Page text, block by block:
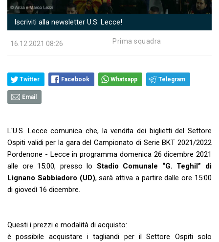
Iscriviti alla newsletter U.S. Lecce!
16.12.2021 08:26 Prima squadra
Twitter Facebook Whatsapp Telegram
Email
L'U.S. Lecce comunica che, la vendita dei biglietti del Settore
Ospiti validi per la gara del Campionato di Serie BKT 2021/2022
Pordenone - Lecce in programma domenica 26 dicembre 2021
alle ore 15:00, presso lo Stadio Comunale “G. Teghil” di
Lignano Sabbiadoro (UD), sarà attiva a partire dalle ore 15:00
di giovedì 16 dicembre.
Questi i prezzi e modalità di acquisto:
è possibile acquistare i tagliandi per il Settore Ospiti solo